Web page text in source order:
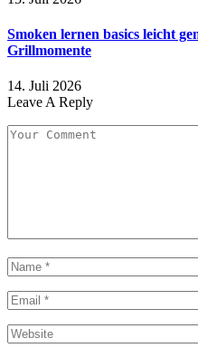
Smoken lernen basics leicht
Grillmomente
14. Juli 2026
Leave A Reply